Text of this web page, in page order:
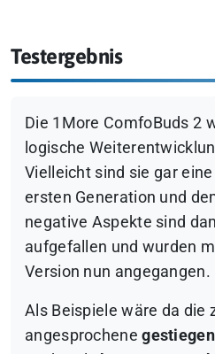
Testergebnis
Die 1More ComfoBuds 2
logische
Vielleicht sind sie gar
ersten Generation und
negative Aspekte sind
aufgefallen und wurden
Version nun angegangen.
Als Beispiele wäre da die
angesprochene